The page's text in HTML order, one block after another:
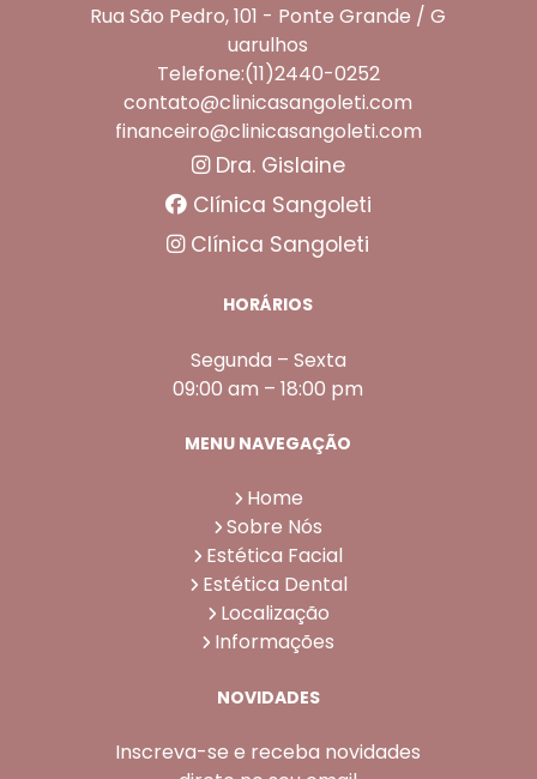
Rua São Pedro, 101 - Ponte Grande / G
uarulhos
Telefone:(11)2440-0252
contato@clinicasangoleti.com
financeiro@clinicasangoleti.com
Dra. Gislaine
Clínica Sangoleti
Clínica Sangoleti
HORÁRIOS
Segunda – Sexta
09:00 am – 18:00 pm
MENU NAVEGAÇÃO
Home
Sobre Nós
Estética Facial
Estética Dental
Localização
Informações
NOVIDADES
Inscreva-se e receba novidades